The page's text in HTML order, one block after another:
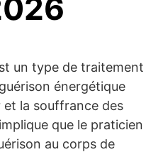
un type de traitement
énergétique
et la souffrance des
que le praticien
au corps de